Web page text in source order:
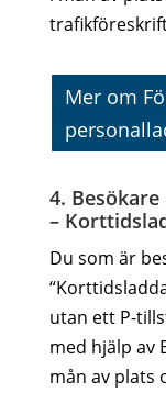
Mer om
4.
–
Du som är
utan ett P-
med hjälp av
mån av plats